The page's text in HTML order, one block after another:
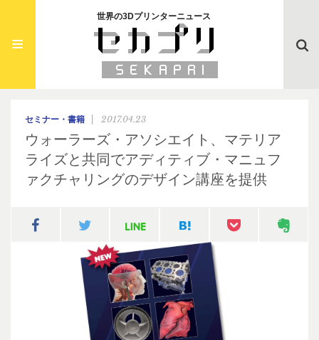
世界の3Dプリンターニュース
セミナー・書籍 2017.04.23
ウォーラーズ・アソシエイト、マテリア
ライズと共同でアディティブ・マニュフ
ァクチャリングのデザイン講座を提供